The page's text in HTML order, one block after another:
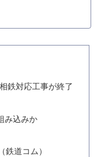
鉄対応工事が終了
み込みか
鉄道コム）